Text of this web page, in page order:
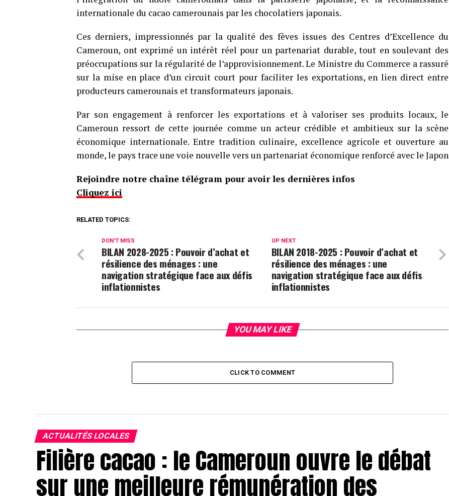
internationale du cacao camerounais par les chocolatiers japonais.
Ces derniers, impressionnés par la qualité des fèves issues des Centres d’Excellence du
Cameroun, ont exprimé un intérêt réel pour un partenariat durable, tout en soulevant des
préoccupations sur la régularité de l’approvisionnement. Le Ministre du Commerce a rassuré
sur la mise en place d’un circuit court pour faciliter les exportations, en lien direct entre
producteurs camerounais et transformateurs japonais.
Par son engagement à renforcer les exportations et à valoriser ses produits locaux, le
Cameroun ressort de cette journée comme un acteur crédible et ambitieux sur la scène
économique internationale. Entre tradition culinaire, excellence agricole et ouverture au
monde, le pays trace une voie nouvelle vers un partenariat économique renforcé avec le Japon
Rejoindre notre chaîne télégram pour avoir les dernières infos
Cliquez ici
RELATED TOPICS:
UP NEXT
BILAN 2018-2025 : Pouvoir d’achat et
résilience des ménages : une
navigation stratégique face aux défis
inflationnistes
DON'T MISS
BILAN 2028-2025 : Pouvoir d’achat et
résilience des ménages : une
navigation stratégique face aux défis
inflationnistes
YOU MAY LIKE
CLICK TO COMMENT
ACTUALITÉS LOCALES
Filière cacao : le Cameroun ouvre le débat
sur une meilleure rémunération des